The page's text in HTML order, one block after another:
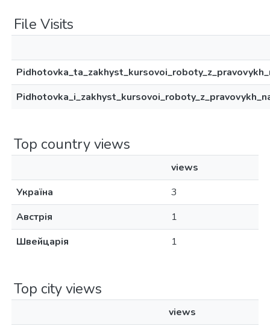
File Visits
Top country views
views
Україна
3
Австрія
1
Швейцарія
1
Top city views
views